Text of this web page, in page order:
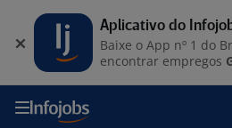
Aplicativo do
Baixe o App nº 1 do
encontrar empregos